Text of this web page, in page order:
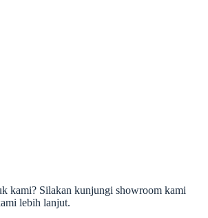
kami? Silakan kunjungi showroom kami
lebih lanjut.